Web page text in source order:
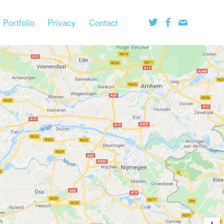
Portfolio Privacy Contact